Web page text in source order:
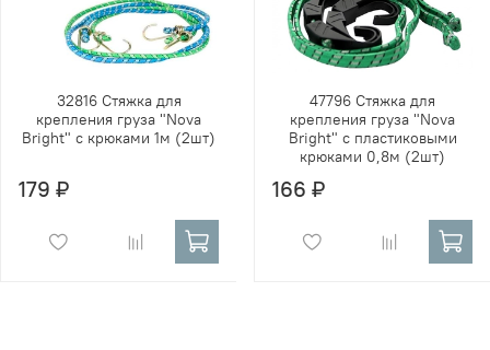
32816 Стяжка для
крепления груза "Nova
Bright" с крюками 1м (2шт)
179 ₽
47796 Стяжка для
крепления груза "Nova
Bright" с пластиковыми
крюками 0,8м (2шт)
166 ₽